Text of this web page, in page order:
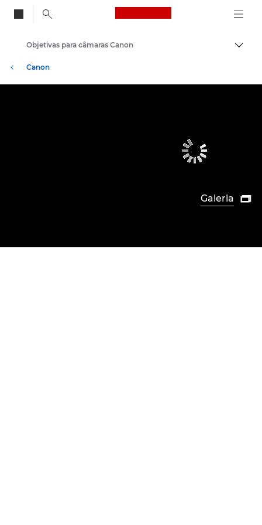
Canon Logo, back
Canon
Objetivas para câmaras Canon
Galeria 